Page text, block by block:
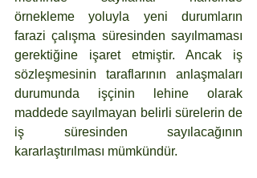
örnekleme yoluyla yeni durumların
farazi çalışma süresinden sayılmaması
gerektiğine işaret etmiştir. Ancak iş
sözleşmesinin taraflarının anlaşmaları
durumunda işçinin lehine olarak
maddede sayılmayan belirli sürelerin de
iş süresinden sayılacağının
kararlaştırılması mümkündür.